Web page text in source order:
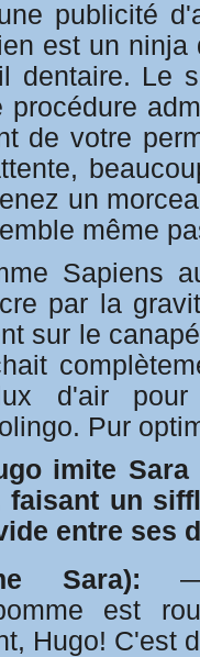
publicité
est un
dentaire. Le
de votre
un
même
Sapiens
par la
sur le
d'air pour
Pur
imite
faisant un
entre ses
Sara):
est
Hugo! C'est